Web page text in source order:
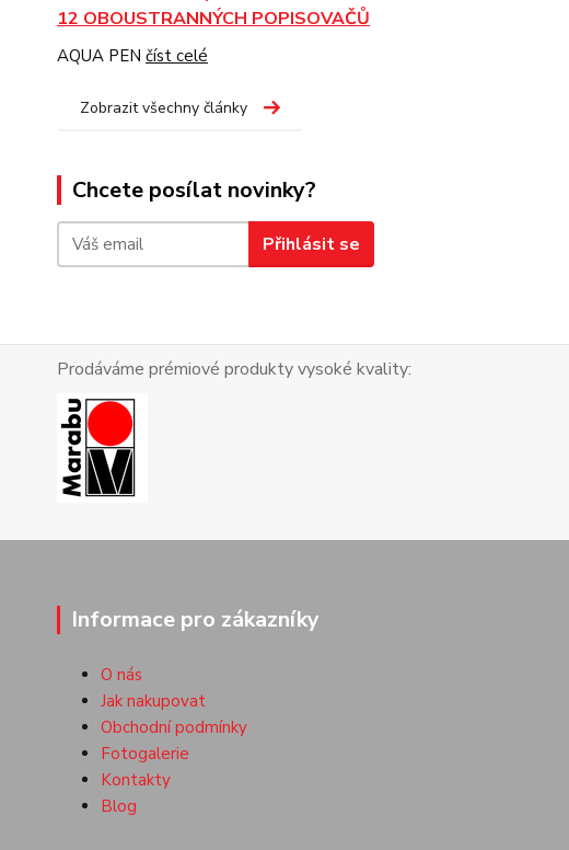
12 OBOUSTRANNÝCH POPISOVAČŮ
AQUA PEN číst celé
Zobrazit všechny články
Chcete posílat novinky?
Přihlásit se
Prodáváme prémiové produkty vysoké kvality:
Informace pro zákazníky
O nás
Jak nakupovat
Obchodní podmínky
Fotogalerie
Kontakty
Blog